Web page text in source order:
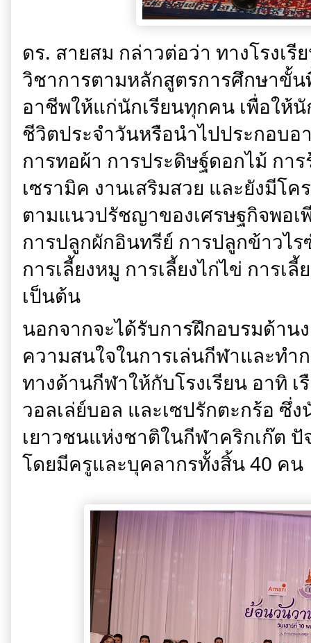
ดร. สายสม กล่าวต่อว่า ทางโรงเ
วิชาการตามหลักสูตรการศึกษาขั้
อาชีพให้แก่นักเรียนทุกคน เพื่อให้
ชีวิตประจำวันหรือนำไปประกอบ
การทอผ้า การประดิษฐ์ดอกไม้ กา
เซรามิค งานเสริมสวย และยังมีโค
ตามแนวปรัชญาของเศรษฐกิจพอเ
การปลูกผักอินทรีย์ การปลูกข้าวไ
การเลี้ยงหมู การเลี้ยงไก่ไข่ การเ
เป็นต้น
นอกจากจะได้รับการฝึกอบรมด้าน
ความสนใจในการเล่นกีฬาและทำ
ทางด้านกีฬาให้กับโรงเรียน อาทิ
วอลเล่ย์บอล และเซปรักตะกร้อ ซึ่
เยาวชนแห่งชาติในกีฬาคริกเก๊ต
โดยมีครูและบุคลากรทั้งสิ้น 40 คน